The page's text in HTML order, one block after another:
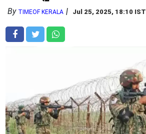
By TIMEOF KERALA Jul 25, 2025, 18:10 IST